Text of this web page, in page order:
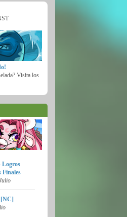
Visita los
Logros
Finales